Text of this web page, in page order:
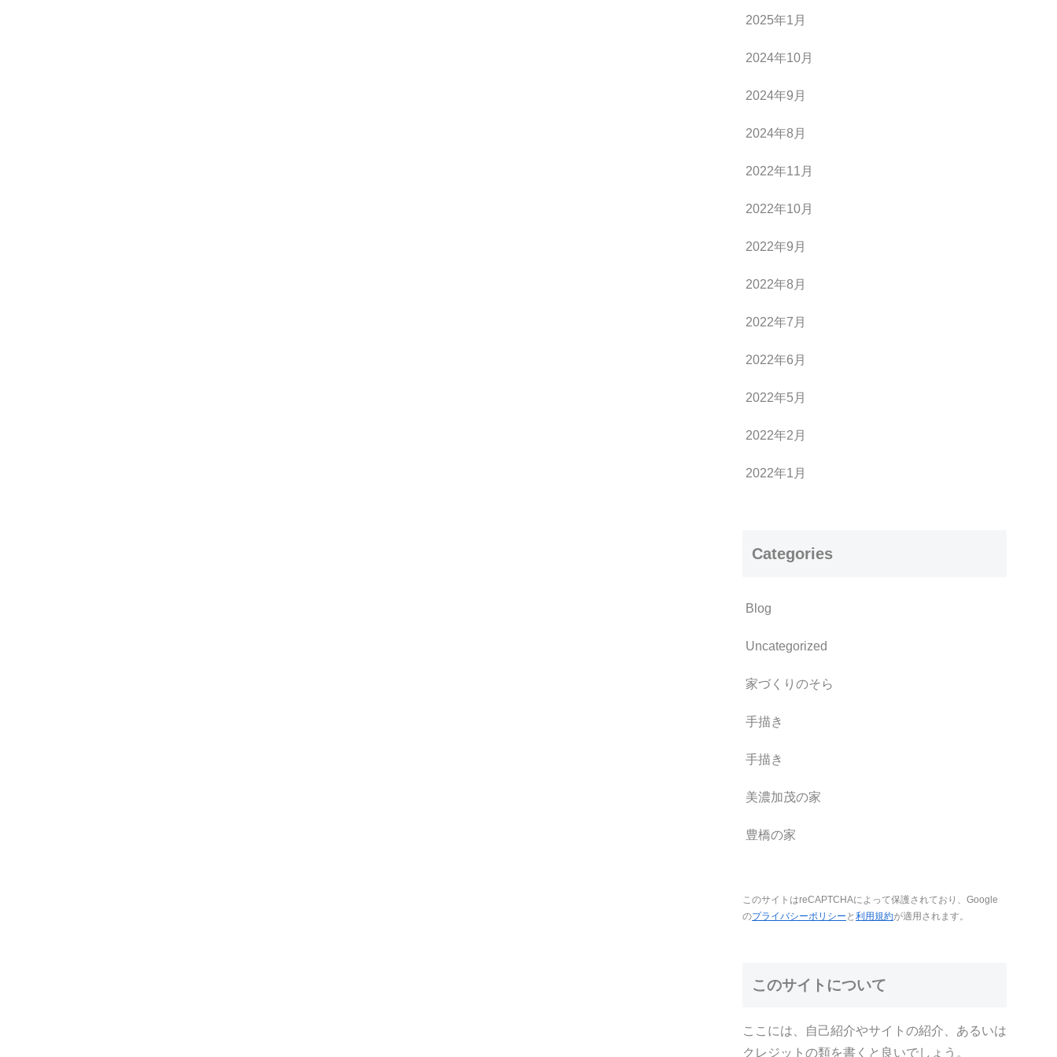
2025年1月
2024年10月
2024年9月
2024年8月
2022年11月
2022年10月
2022年9月
2022年8月
2022年7月
2022年6月
2022年5月
2022年2月
2022年1月
Categories
Blog
Uncategorized
家づくりのそら
手描き
手描き
美濃加茂の家
豊橋の家
このサイトはreCAPTCHAによって保護されており、Google
のプライバシーポリシー と 利用規約が適用されます。
このサイトについて
ここには、自己紹介やサイトの紹介、あるいは
クレジットの類を書くと良いでしょう。